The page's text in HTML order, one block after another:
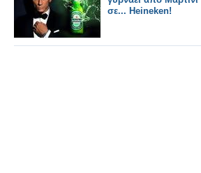
cent months.
σε... Heineken!